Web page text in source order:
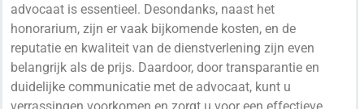
advocaat is essentieel. Desondanks, naast het
honorarium, zijn er vaak bijkomende kosten, en de
reputatie en kwaliteit van de dienstverlening zijn even
belangrijk als de prijs. Daardoor, door transparantie en
duidelijke communicatie met de advocaat, kunt u
verrassingen voorkomen en zorgt u voor een effectieve